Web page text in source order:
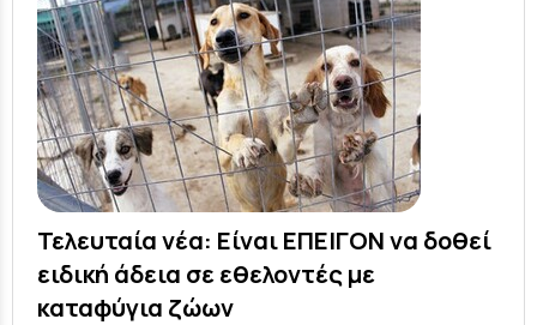
Τελευταία νέα: Είναι ΕΠΕΙΓΟΝ να δοθεί
ειδική άδεια σε εθελοντές με
καταφύγια ζώων